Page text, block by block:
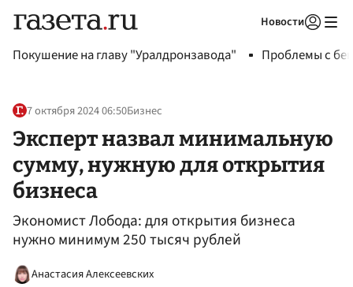
Новости
Покушение на главу "Уралдронзавода" Проблемы с
7 октября 2024 06:50Бизнес
Эксперт назвал минимальную
сумму, нужную для открытия
бизнеса
Экономист Лобода: для открытия бизнеса
нужно минимум 250 тысяч рублей
Анастасия Алексеевских